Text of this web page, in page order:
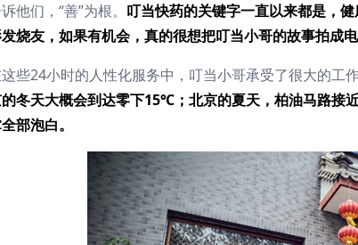
他们，“善”为根。 叮当快药的关键字一直以来都是，
烧友，如果有机会，真的很想把叮当小哥的故事拍成电
些24小时的人性化服务中，叮当小哥承受了很大的工
冬天大概会到达零下15℃；北京的夏天，柏油马路接
部泡白。